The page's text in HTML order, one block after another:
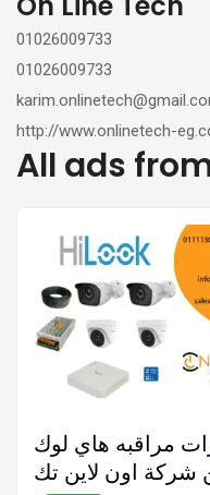
01026009733
01026009733
http://www.onlinetech-
All ads
مراقبه هاي لوك
اون لاين تك